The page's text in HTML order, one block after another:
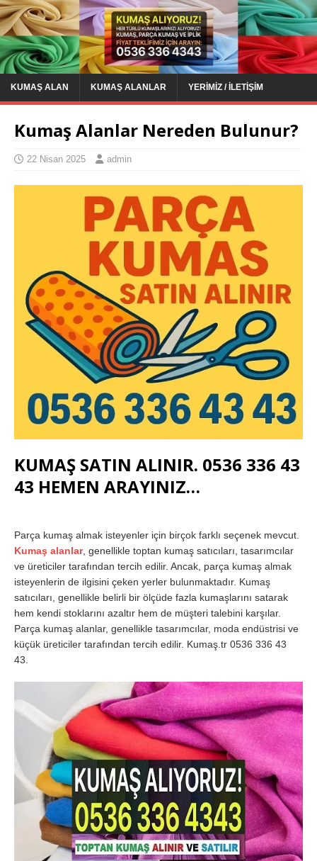
KUMAŞ ALAN KUMAŞ ALANLAR YERIMIZ / İLETIŞIM
Kumaş Alanlar Nereden Bulunur?
22 Nisan 2025 admin
KUMAŞ SATIN ALINIR. 0536 336 43
43 HEMEN ARAYINIZ…
Parça kumaş almak isteyenler için birçok farklı seçenek mevcut.
Kumaş alanlar, genellikle toptan kumaş satıcıları, tasarımcılar
ve üreticiler tarafından tercih edilir. Ancak, parça kumaş almak
isteyenlerin de ilgisini çeken yerler bulunmaktadır. Kumaş
satıcıları, genellikle belirli bir ölçüde fazla kumaşlarını satarak
hem kendi stoklarını azaltır hem de müşteri talebini karşılar.
Parça kumaş alanlar, genellikle tasarımcılar, moda endüstrisi ve
küçük üreticiler tarafından tercih edilir. Kumaş.tr 0536 336 43
43.